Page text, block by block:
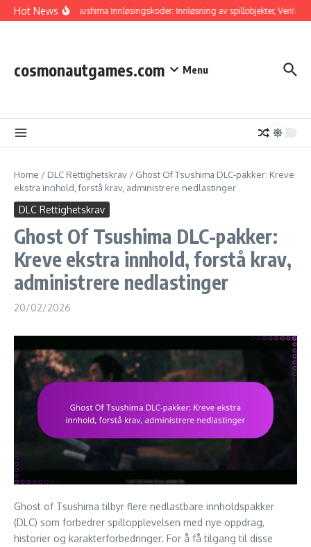
Skip to content
Hot News
Ghost Of Tsushima Innløsingskoder: Innløsning av spillobjekter,
cosmonautgames.com Menu
Home / DLC Rettighetskrav / Ghost Of Tsushima DLC-pakker: Kreve
ekstra innhold, forstå krav, administrere nedlastinger
DLC Rettighetskrav
Ghost Of Tsushima DLC-pakker:
Kreve ekstra innhold, forstå krav,
administrere nedlastinger
20/02/2026
Ghost of Tsushima tilbyr flere nedlastbare innholdspakker
(DLC) som forbedrer spillopplevelsen med nye oppdrag,
historier og karakterforbedringer. For å få tilgang til disse